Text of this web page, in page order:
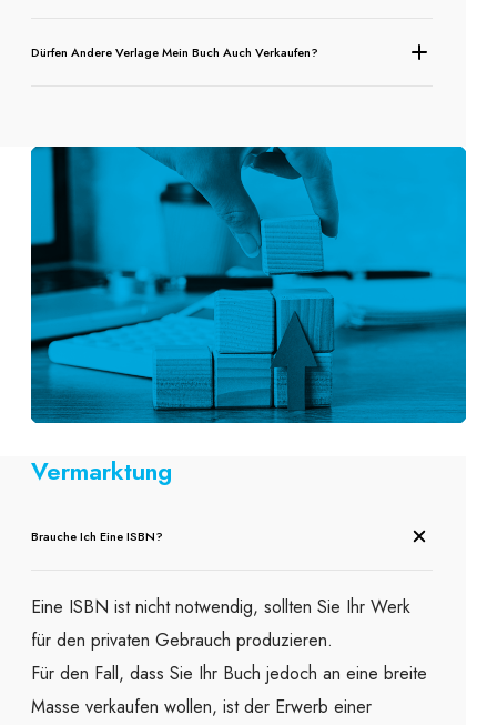
Dürfen Andere Verlage Mein Buch Auch Verkaufen?
Vermarktung
Brauche Ich Eine ISBN?
Eine ISBN ist nicht notwendig, sollten Sie Ihr Werk
für den privaten Gebrauch produzieren.
Für den Fall, dass Sie Ihr Buch jedoch an eine breite
Masse verkaufen wollen, ist der Erwerb einer